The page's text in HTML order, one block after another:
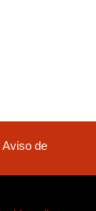
Aviso de